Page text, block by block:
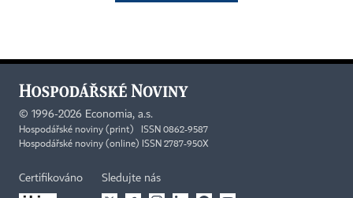
© 1996-2026 Economia, a.s.
Hospodářské noviny (print) ISSN 0862-9587
Hospodářské noviny (online) ISSN 2787-950X
Certifikováno Sledujte nás